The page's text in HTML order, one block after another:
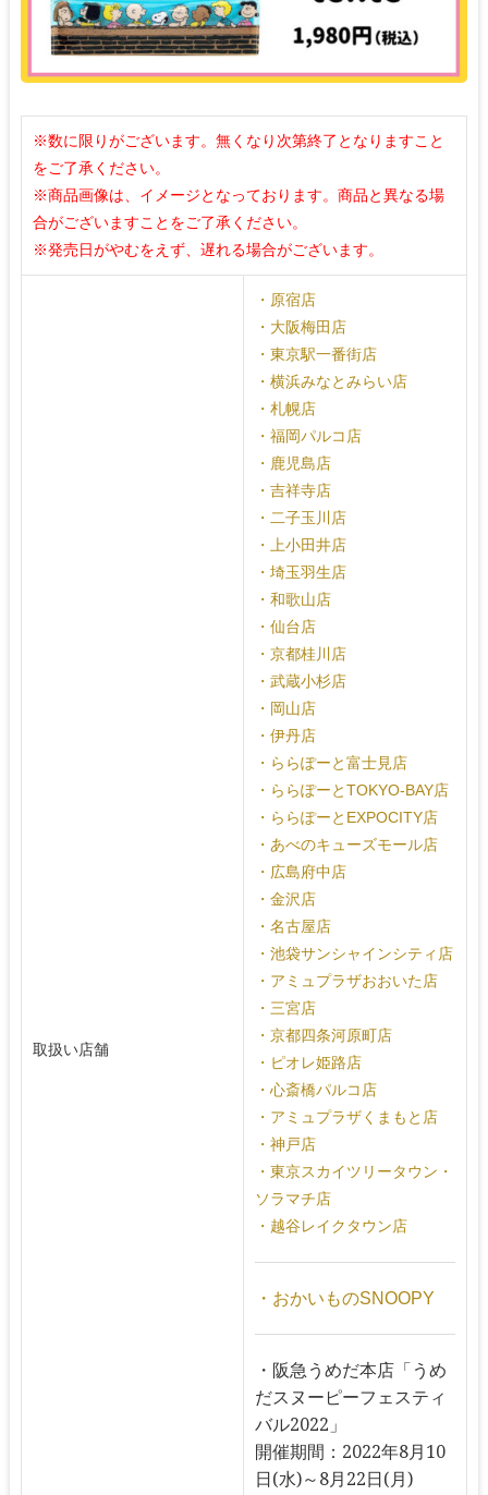
※数に限りがございます。無くなり次第終了となりますこと
をご了承ください。
※商品画像は、イメージとなっております。商品と異なる場
合がございますことをご了承ください。
※発売日がやむをえず、遅れる場合がございます。
取扱い店舗
・原宿店
・大阪梅田店
・東京駅一番街店
・横浜みなとみらい店
・札幌店
・福岡パルコ店
・鹿児島店
・吉祥寺店
・二子玉川店
・上小田井店
・埼玉羽生店
・和歌山店
・仙台店
・京都桂川店
・武蔵小杉店
・岡山店
・伊丹店
・ららぽーと富士見店
・ららぽーとTOKYO-BAY店
・ららぽーとEXPOCITY店
・あべのキューズモール店
・広島府中店
・金沢店
・名古屋店
・池袋サンシャインシティ店
・アミュプラザおおいた店
・三宮店
・京都四条河原町店
・ピオレ姫路店
・心斎橋パルコ店
・アミュプラザくまもと店
・神戸店
・東京スカイツリータウン・
ソラマチ店
・越谷レイクタウン店
・おかいものSNOOPY
・阪急うめだ本店「うめ
だスヌーピーフェスティ
バル2022」
開催期間：2022年8月10
日(水)～8月22日(月)